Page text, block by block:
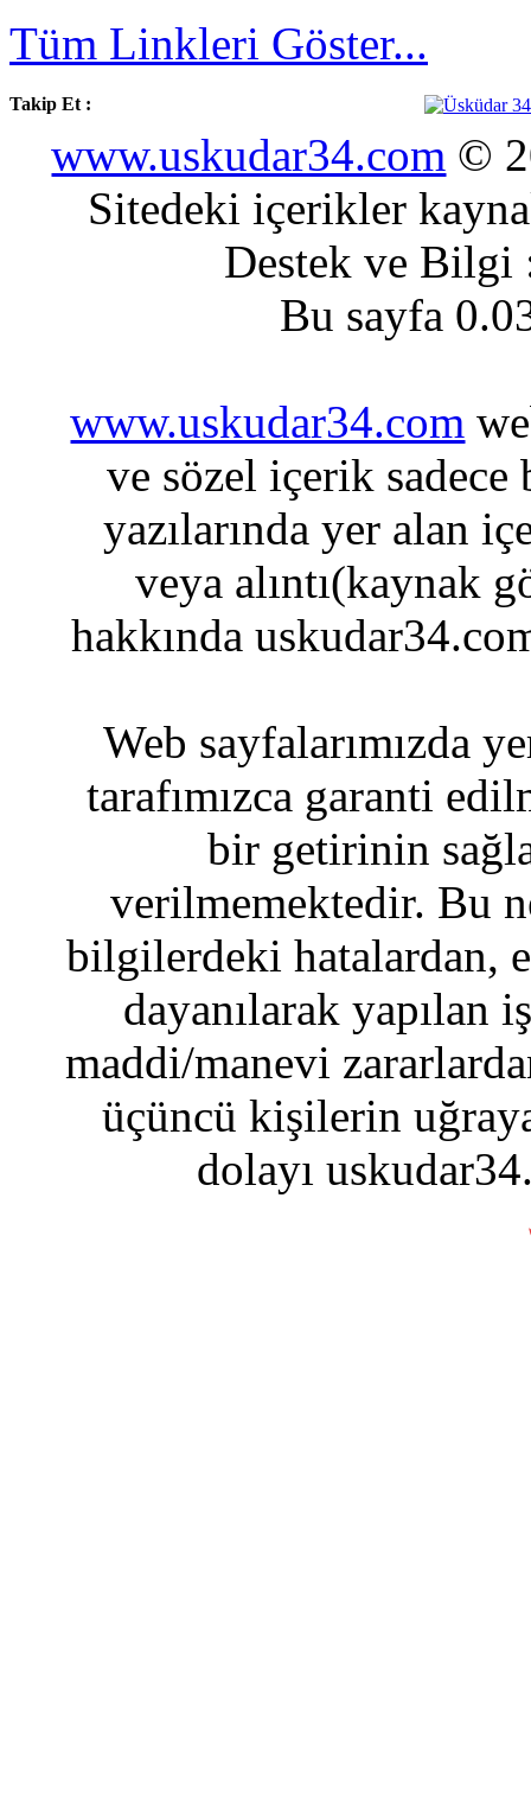
Tüm Linkleri Göster...
Takip Et :
www.uskudar34.com ©
Sitedeki içerikler
Destek ve
Bu sayfa
www.uskudar34.com
ve sözel içerik sadece
yazılarında yer alan
veya alıntı(kaynak
hakkında
Web sayfalarımızda
tarafımızca garanti
bir getirinin
verilmemektedir. Bu
bilgilerdeki hatalardan,
dayanılarak yapılan
maddi/manevi
üçüncü kişilerin
dolayı